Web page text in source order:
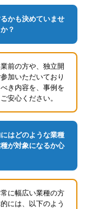
かも決めていませ
？
前の方や、独立開
加いただいており
き内容を、事例を
安心ください。
はどのような業種
が対象になるか心
に幅広い業種の方
には、以下のよう